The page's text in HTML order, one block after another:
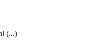
(...)